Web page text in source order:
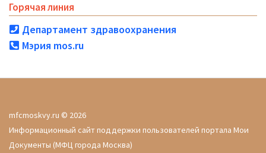
Горячая линия
Департамент здравоохранения
Мэрия mos.ru
mfcmoskvy.ru © 2026
Информационный сайт поддержки пользователей портала Мои
Документы (МФЦ города Москва)